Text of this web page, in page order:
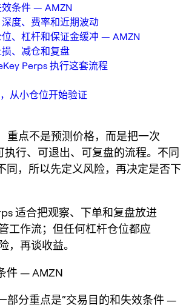
效条件 — AMZN
度、费率和近期波动
、杠杆和保证金缓冲 — AMZN
、减仓和复盘
Perps 执行这套流程
从小仓位开始验证
重点不是预测价格，而是把一次
执行、可退出、可复盘的流程。不同
同，所以先定义风险，再决定是否下
适合把观察、下单和复盘放进
工作流；但任何杠杆仓位都应
，再谈收益。
件 — AMZN
部分重点是“交易目的和失效条件 —